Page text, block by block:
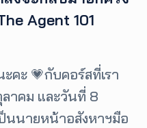
Agent 101
คะ 💗กับคอร์สที่เรา
าคม และวันที่ 8
นนายหน้าอสังหาฯมือ